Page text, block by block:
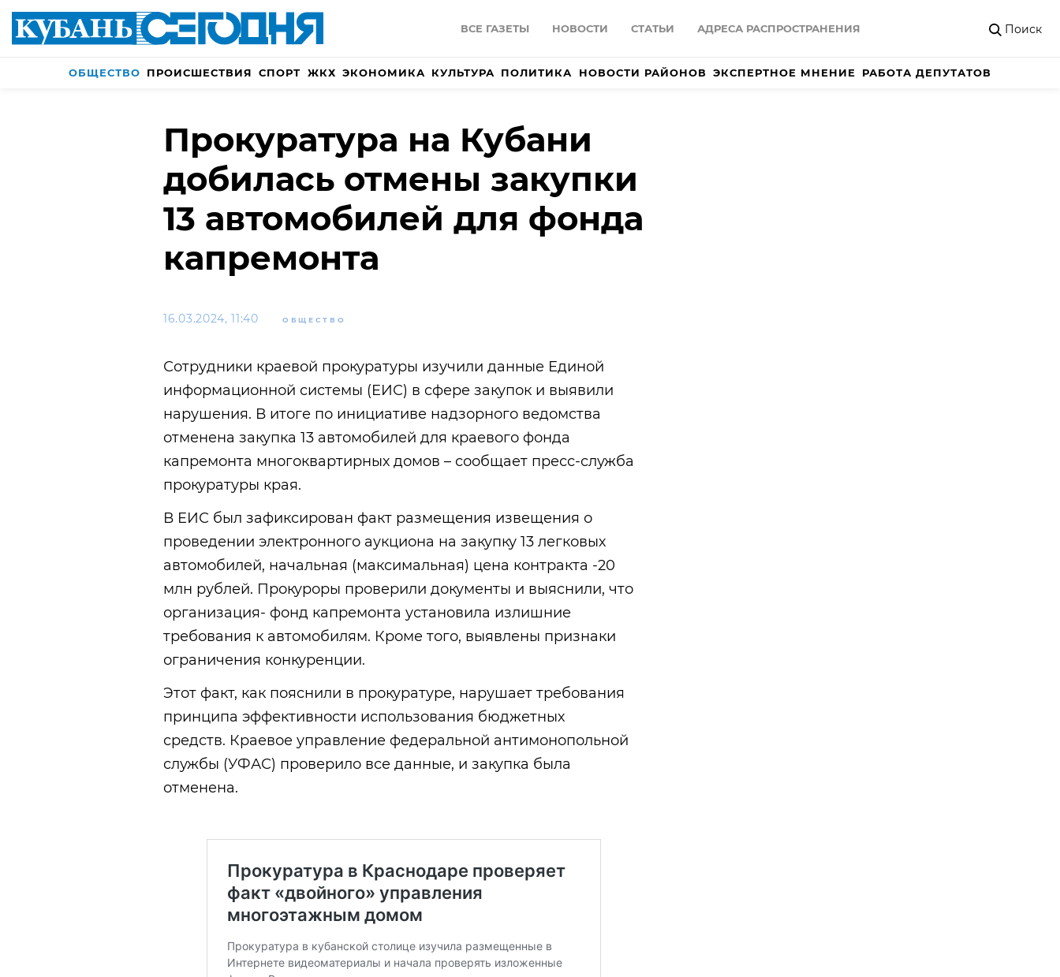
ВСЕ ГАЗЕТЫ НОВОСТИ СТАТЬИ АДРЕСА РАСПРОСТРАНЕНИЯ Поиск
ОБЩЕСТВО ПРОИСШЕСТВИЯ СПОРТ ЖКХ ЭКОНОМИКА КУЛЬТУРА ПОЛИТИКА НОВОСТИ РАЙОНОВ ЭКСПЕРТНОЕ МНЕНИЕ РАБОТА ДЕПУТАТОВ
Прокуратура на Кубани
добилась отмены закупки
13 автомобилей для фонда
капремонта
16.03.2024, 11:40 ОБЩЕСТВО
Сотрудники краевой прокуратуры изучили данные Единой
информационной системы (ЕИС) в сфере закупок и выявили
нарушения. В итоге по инициативе надзорного ведомства
отменена закупка 13 автомобилей для краевого фонда
капремонта многоквартирных домов – сообщает пресс-служба
прокуратуры края.
В ЕИС был зафиксирован факт размещения извещения о
проведении электронного аукциона на закупку 13 легковых
автомобилей, начальная (максимальная) цена контракта -20
млн рублей. Прокуроры проверили документы и выяснили, что
организация- фонд капремонта установила излишние
требования к автомобилям. Кроме того, выявлены признаки
ограничения конкуренции.
Этот факт, как пояснили в прокуратуре, нарушает требования
принципа эффективности использования бюджетных
средств. Краевое управление федеральной антимонопольной
службы (УФАС) проверило все данные, и закупка была
отменена.